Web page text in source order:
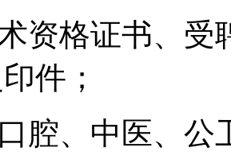
资格证书、受
件；
腔、中医、